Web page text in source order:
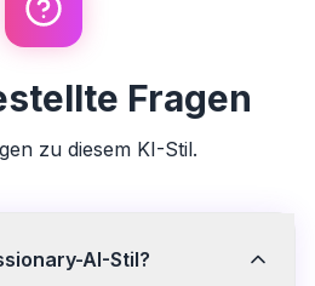
Fragen
zu diesem KI-Stil.
AI-Stil?